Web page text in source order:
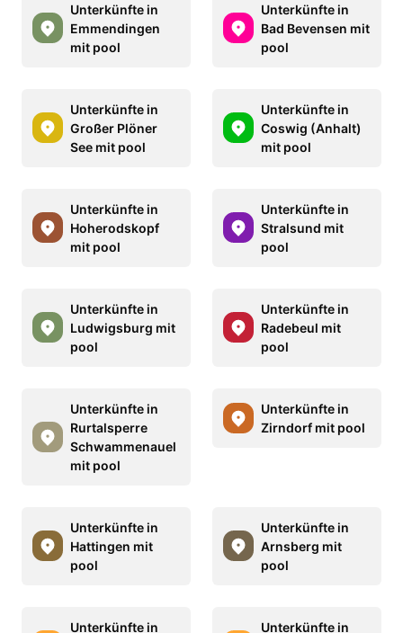
Unterkünfte in
Emmendingen
mit pool
Unterkünfte in
Bad Bevensen mit
pool
Unterkünfte in
Großer Plöner
See mit pool
Unterkünfte in
Coswig (Anhalt)
mit pool
Unterkünfte in
Hoherodskopf
mit pool
Unterkünfte in
Stralsund mit
pool
Unterkünfte in
Ludwigsburg mit
pool
Unterkünfte in
Radebeul mit
pool
Unterkünfte in
Rurtalsperre
Schwammenauel
mit pool
Unterkünfte in
Zirndorf mit pool
Unterkünfte in
Hattingen mit
pool
Unterkünfte in
Arnsberg mit
pool
Unterkünfte in
Unterkünfte in